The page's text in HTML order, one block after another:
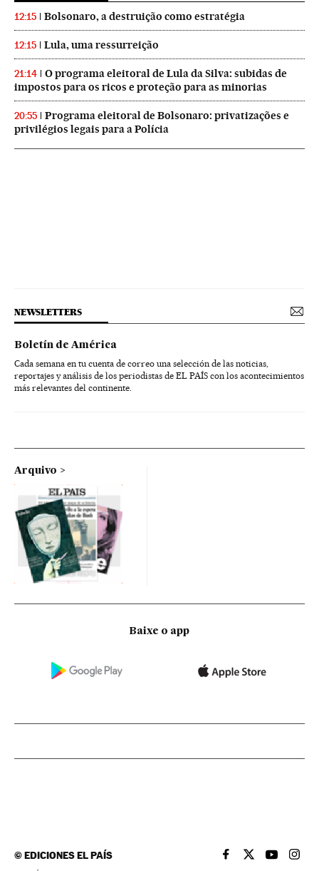
12:15 Bolsonaro, a destruição como estratégia
12:15 Lula, uma ressurreição
21:14
O programa eleitoral de Lula da Silva: subidas de
impostos para os ricos e proteção para as minorias
20:55
Programa eleitoral de Bolsonaro: privatizações e
privilégios legais para a Polícia
NEWSLETTERS
Boletín de América
Cada semana en tu cuenta de correo una selección de las noticias,
reportajes y análisis de los periodistas de EL PAÍS con los acontecimientos
más relevantes del continente.
Arquivo
Baixe o app
©EDICIONES EL PAÍS EL PAÍS BRASIL EN
EL PAÍSEL PAÍS
EL